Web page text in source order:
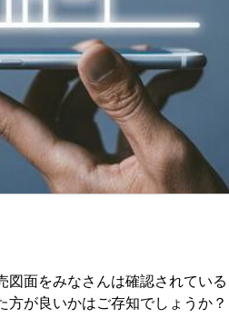
面をみなさんは確認されている
方が良いかはご存知でしょうか？